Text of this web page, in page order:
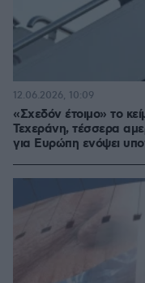
«Σχεδόν έτοιμο» το
Τεχεράνη, τέσσερα
για Ευρώπη ενόψει
12.06.2026, 10:09